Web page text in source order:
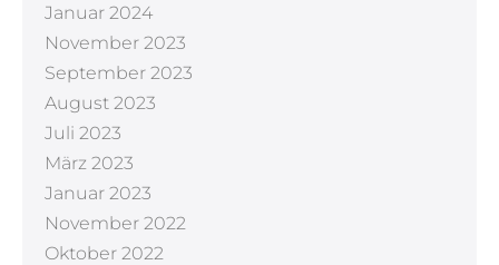
Januar 2024
November 2023
September 2023
August 2023
Juli 2023
März 2023
Januar 2023
November 2022
Oktober 2022